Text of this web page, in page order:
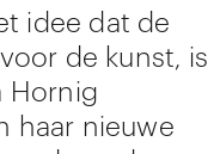
idee dat de
de kunst, is
Hornig
haar nieuwe